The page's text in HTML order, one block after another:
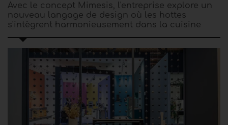
Avec le concept Mimesis, l'entreprise explore un
nouveau langage de design où les hottes
s'intègrent harmonieusement dans la cuisine